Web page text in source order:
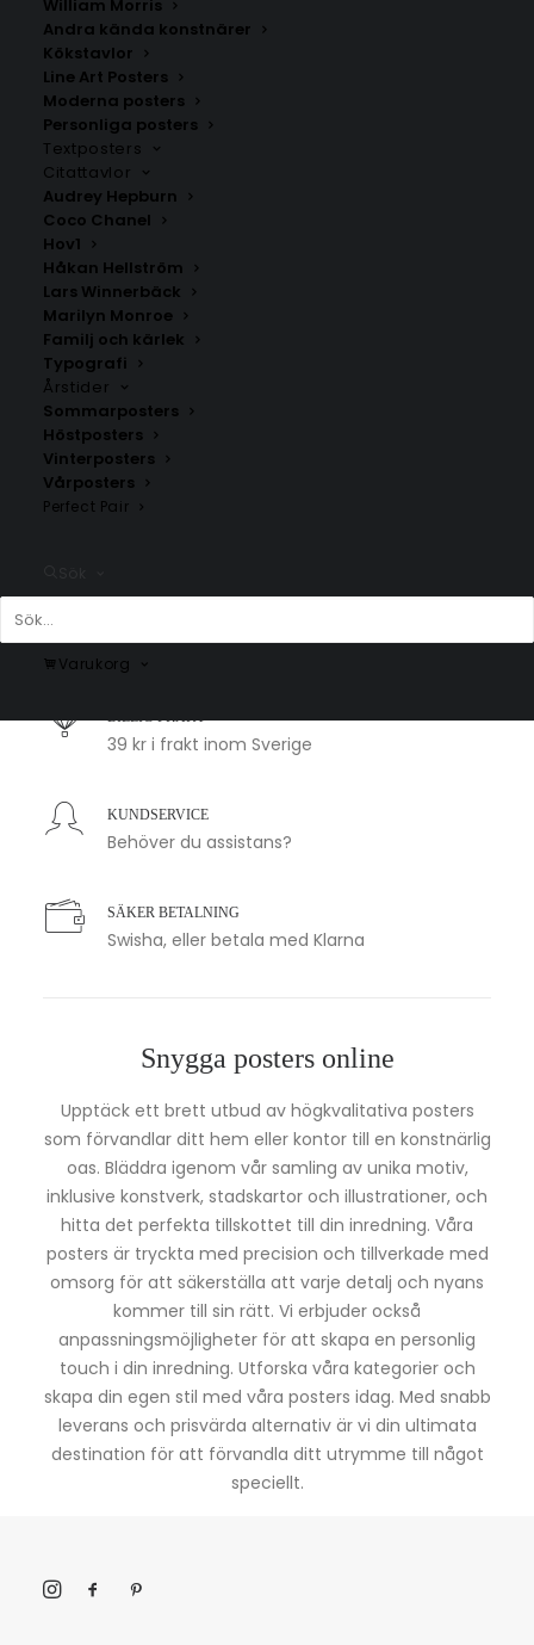
William Morris
Andra kända konstnärer
Kökstavlor
Line Art Posters
Moderna posters
Personliga posters
Textposters
Citattavlor
Audrey Hepburn
Coco Chanel
Hov1
Håkan Hellström
Lars Winnerbäck
Marilyn Monroe
Familj och kärlek
Typografi
Årstider
Sommarposters
Höstposters
Vinterposters
Vårposters
Perfect Pair
Varukorg
Junosuando
Fr. 200.00kr
Arvidsjaur Poster
Fr. 129.00
1-2 arbetsdagar
BILLIG FRAKT
39 kr i frakt inom Sverige
KUNDSERVICE
Behöver du assistans?
SÄKER BETALNING
Swisha, eller betala med Klarna
Snygga posters online
Upptäck ett brett utbud av högkvalitativa posters
som förvandlar ditt hem eller kontor till en konstnärlig
oas. Bläddra igenom vår samling av unika motiv,
inklusive konstverk, stadskartor och illustrationer, och
hitta det perfekta tillskottet till din inredning. Våra
posters är tryckta med precision och tillverkade med
omsorg för att säkerställa att varje detalj och nyans
kommer till sin rätt. Vi erbjuder också
anpassningsmöjligheter för att skapa en personlig
touch i din inredning. Utforska våra kategorier och
skapa din egen stil med våra posters idag. Med snabb
leverans och prisvärda alternativ är vi din ultimata
destination för att förvandla ditt utrymme till något
speciellt.